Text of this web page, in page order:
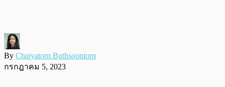
By Chaiyatorn Buthsoontorn
กรกฎาคม 5, 2023